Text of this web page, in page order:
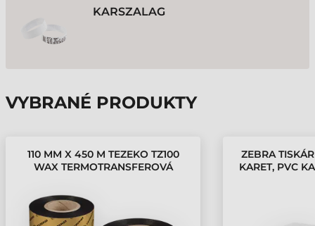
KARSZALAG
VYBRANÉ PRODUKTY
110 MM X 450 M TEZEKO TZ100
WAX TERMOTRANSFEROVÁ
ZEBRA
KARET, PVC